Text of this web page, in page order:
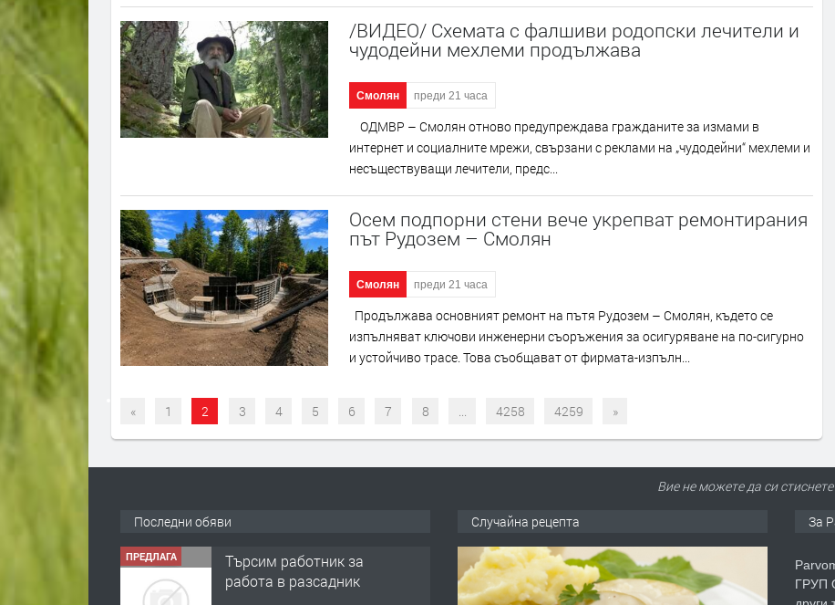
/ВИДЕО/ Схемата с фалшиви родопски лечители и
чудодейни мехлеми продължава
Смолян преди 21 часа
ОДМВР – Смолян отново предупреждава гражданите за измами в
интернет и социалните мрежи, свързани с реклами на „чудодейни“ мехлеми и
несъществуващи лечители, предс...
Осем подпорни стени вече укрепват ремонтирания
път Рудозем – Смолян
Смолян преди 21 часа
Продължава основният ремонт на пътя Рудозем – Смолян, където се
изпълняват ключови инженерни съоръжения за осигуряване на по-сигурно
и устойчиво трасе. Това съобщават от фирмата-изпълн...
« 1 2 3 4 5 6 7 8 ... 4258 4259 »
Вие не можете да си
Последни обяви
ПРЕДЛАГА
Търсим работник за
ПРЕДЛАГА
🌱 Работник в
разсадник
Случайна рецепта За
ГРУП